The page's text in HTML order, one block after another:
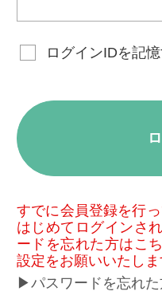
ログインIDを記
すでに会員登録を行
はじめてログインさ
ードを忘れた方はこ
設定をお願いいたしま
▶パスワードを忘れた